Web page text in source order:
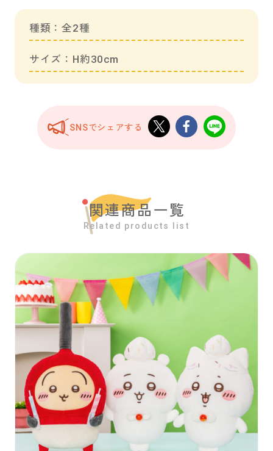
種類：全2種
サイズ：H約30cm
SNSでシェアする
関連商品一覧
Related products list